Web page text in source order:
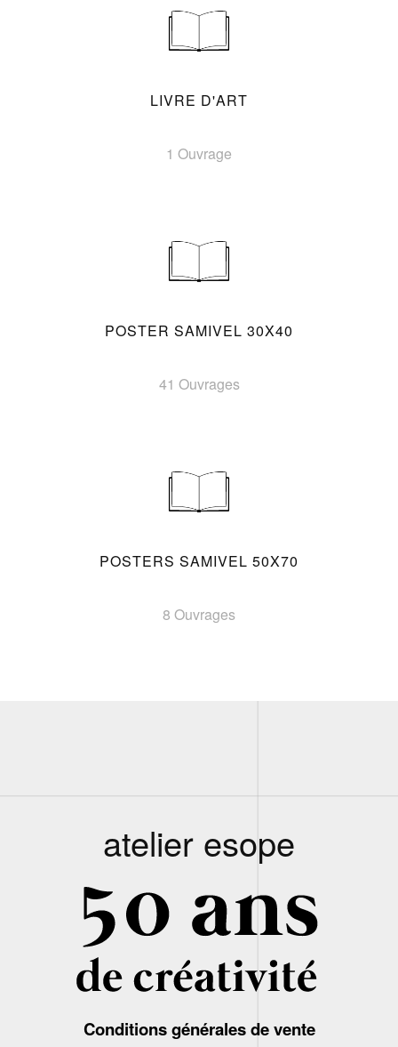
LIVRE D'ART
1 Ouvrage
POSTER SAMIVEL 30X40
41 Ouvrages
POSTERS SAMIVEL 50X70
8 Ouvrages
atelier esope
Conditions générales de vente